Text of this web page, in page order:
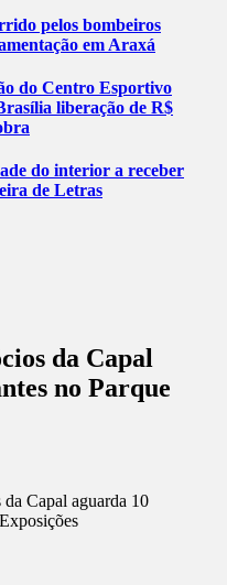
pelos bombeiros
em Araxá
do Centro Esportivo
liberação de R$
do interior a receber
de Letras
da Capal
no Parque